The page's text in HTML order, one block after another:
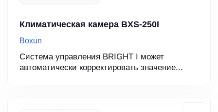
Климатическая камера BXS-250I
Boxun
Система управления BRIGHT I может
автоматически корректировать значение...